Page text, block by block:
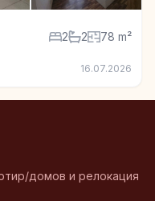
2 спал., 78 m²
2 2 78 m²
16.07.2026
домов и релокация